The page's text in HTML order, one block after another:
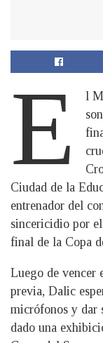
E
l
Ciudad de la
entrenador del
sincericidio por
final de la Copa
Luego de vencer
previa, Dalic
micrófonos y dar
dado una